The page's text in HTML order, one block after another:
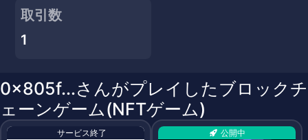
取引数
1
0x805f...さんがプレイしたブロックチ
ェーンゲーム(NFTゲーム)
サービス終了 公開中